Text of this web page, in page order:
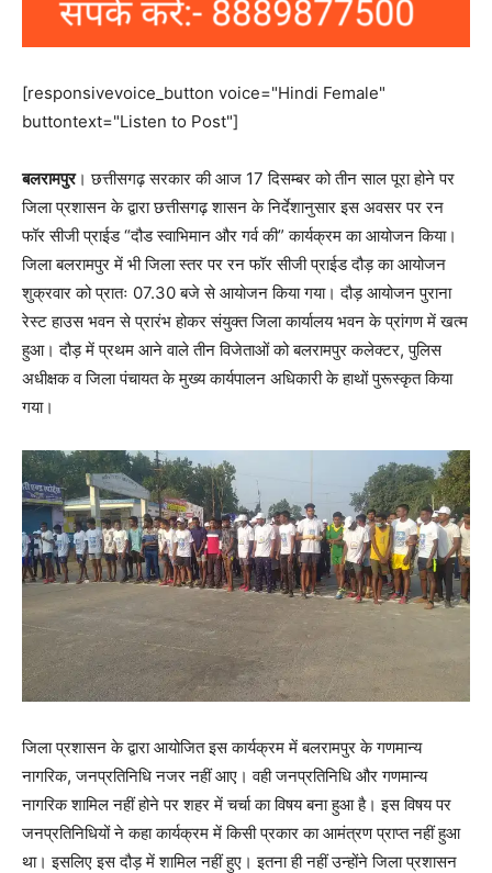
[responsivevoice_button voice="Hindi Female"
buttontext="Listen to Post"]
बलरामपुर। छत्तीसगढ़ सरकार की आज 17 दिसम्बर को तीन साल पूरा होने पर
जिला प्रशासन के द्वारा छत्तीसगढ़ शासन के निर्देशानुसार इस अवसर पर रन
फॉर सीजी प्राईड “दौड स्वाभिमान और गर्व की” कार्यक्रम का आयोजन किया।
जिला बलरामपुर में भी जिला स्तर पर रन फॉर सीजी प्राईड दौड़ का आयोजन
शुक्रवार को प्रातः 07.30 बजे से आयोजन किया गया। दौड़ आयोजन पुराना
रेस्ट हाउस भवन से प्रारंभ होकर संयुक्त जिला कार्यालय भवन के प्रांगण में खत्म
हुआ। दौड़ में प्रथम आने वाले तीन विजेताओं को बलरामपुर कलेक्टर, पुलिस
अधीक्षक व जिला पंचायत के मुख्य कार्यपालन अधिकारी के हाथों पुरूस्कृत किया
गया।
जिला प्रशासन के द्वारा आयोजित इस कार्यक्रम में बलरामपुर के गणमान्य
नागरिक, जनप्रतिनिधि नजर नहीं आए। वही जनप्रतिनिधि और गणमान्य
नागरिक शामिल नहीं होने पर शहर में चर्चा का विषय बना हुआ है। इस विषय पर
जनप्रतिनिधियों ने कहा कार्यक्रम में किसी प्रकार का आमंत्रण प्राप्त नहीं हुआ
था। इसलिए इस दौड़ में शामिल नहीं हुए। इतना ही नहीं उन्होंने जिला प्रशासन